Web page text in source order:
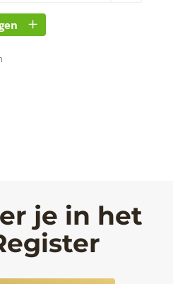
je in het